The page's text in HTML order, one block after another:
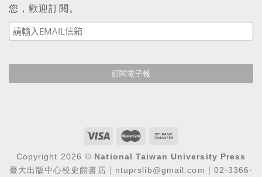
您，歡迎訂閱。
Copyright 2026 © National Taiwan University Press
臺大出版中心校史館書店｜ntuprslib@gmail.com｜02-3366-